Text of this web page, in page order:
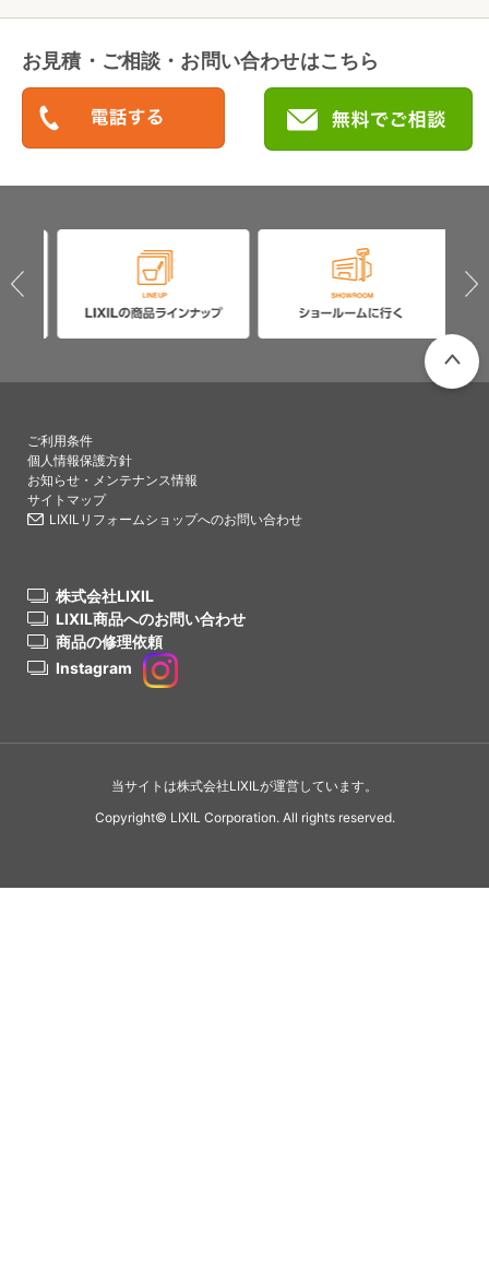
お見積・ご相談・お問い合わせはこちら
ご利用条件
個人情報保護方針
お知らせ・メンテナンス情報
サイトマップ
LIXILリフォームショップへのお問い合わせ
株式会社LIXIL
LIXIL商品へのお問い合わせ
商品の修理依頼
Instagram
当サイトは株式会社LIXILが運営しています。
Copyright© LIXIL Corporation. All rights reserved.